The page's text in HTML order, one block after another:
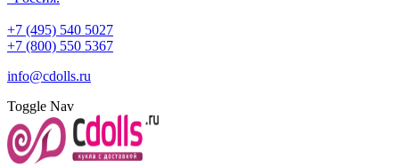
+7 (495) 540 5027
+7 (800) 550 5367
info@cdolls.ru
Toggle Nav